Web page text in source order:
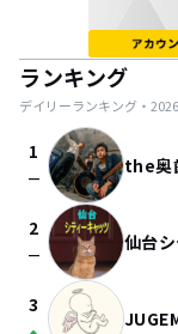
ランキング
デイリーランキング・
1
check_indeterminate_small the奥
2
check_indeterminate_small 仙台
3